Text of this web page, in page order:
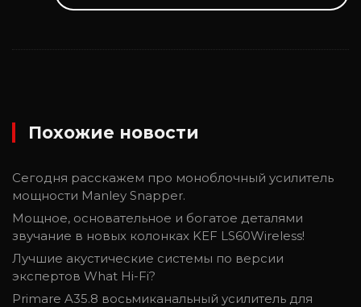
Похожие новости
Сегодня расскажем про моноблочный усилитель
мощности Manley Snapper.
Мощное, основательное и богатое деталями
звучание в новых колонках KEF LS60Wireless!
Лучшие акустические системы по версии
экспертов What Hi-Fi?
Primare A35.8 восьмиканальный усилитель для